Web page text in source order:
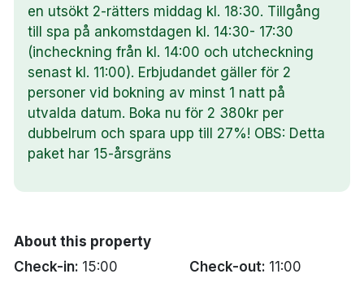
en utsökt 2-rätters middag kl. 18:30. Tillgång
till spa på ankomstdagen kl. 14:30- 17:30
(incheckning från kl. 14:00 och utcheckning
senast kl. 11:00). Erbjudandet gäller för 2
personer vid bokning av minst 1 natt på
utvalda datum. Boka nu för 2 380kr per
dubbelrum och spara upp till 27%! OBS: Detta
paket har 15-årsgräns
About this property
Check-in: 15:00 Check-out: 11:00